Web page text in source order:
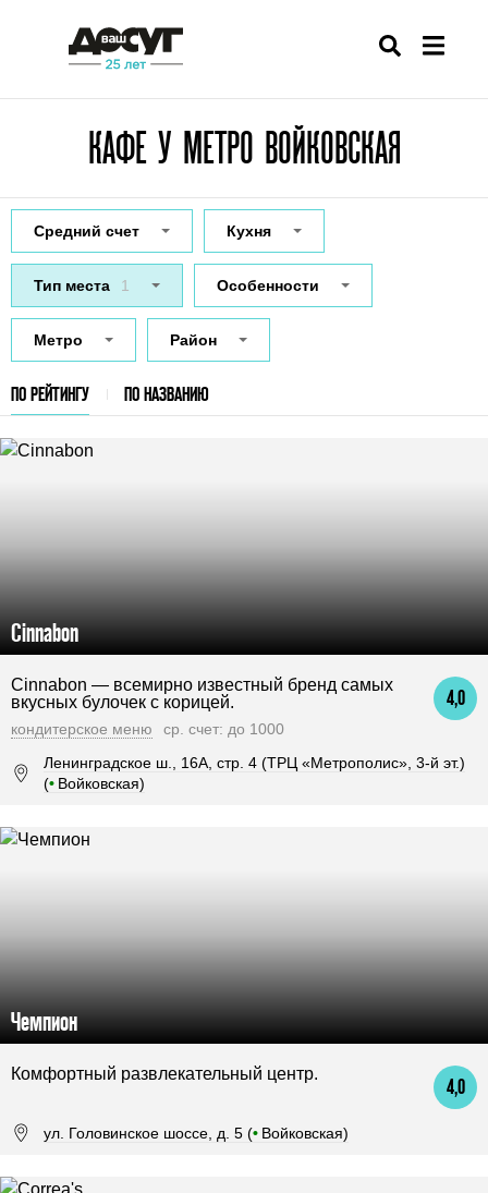
КАФЕ У МЕТРО ВОЙКОВСКАЯ
Средний счет Кухня
Тип места 1 Особенности
Метро Район
ПО РЕЙТИНГУ ПО НАЗВАНИЮ
Cinnabon
4,0
Cinnabon — всемирно известный бренд самых
вкусных булочек с корицей.
кондитерское меню
ср. счет: до 1000
Ленинградское ш., 16А, стр. 4 (ТРЦ «Метрополис», 3-й эт.)
(• Войковская)
Чемпион
4,0
Комфортный развлекательный центр.
ул. Головинское шоссе, д. 5 (• Войковская)